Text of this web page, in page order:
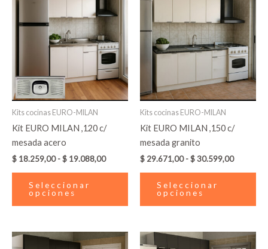
Kits cocinas EURO-MILAN
Kit EURO MILAN ,120 c/
mesada acero
$ 18.259,00 -$ 19.088,00
precios:
desde
$ 18.259,00
hasta
$ 19.088,00
Seleccionar
opciones
producto
múltiples
variantes.
opciones
se
página
producto
Kits cocinas EURO-MILAN
Kit EURO MILAN ,150 c/
mesada granito
$ 29.671,00 -$30.599,00
desde
$
Seleccionar
opciones
se